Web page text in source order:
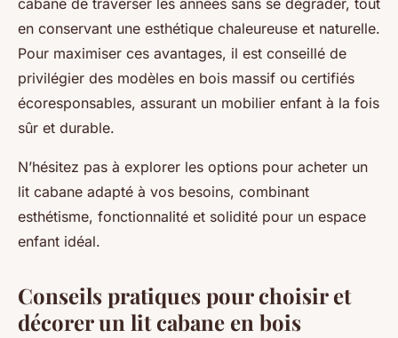
cabane de traverser les années sans se dégrader, tout
en conservant une esthétique chaleureuse et naturelle.
Pour maximiser ces avantages, il est conseillé de
privilégier des modèles en bois massif ou certifiés
écoresponsables, assurant un mobilier enfant à la fois
sûr et durable.
N’hésitez pas à explorer les options pour acheter un
lit cabane adapté à vos besoins, combinant
esthétisme, fonctionnalité et solidité pour un espace
enfant idéal.
Conseils pratiques pour choisir et
décorer un lit cabane en bois